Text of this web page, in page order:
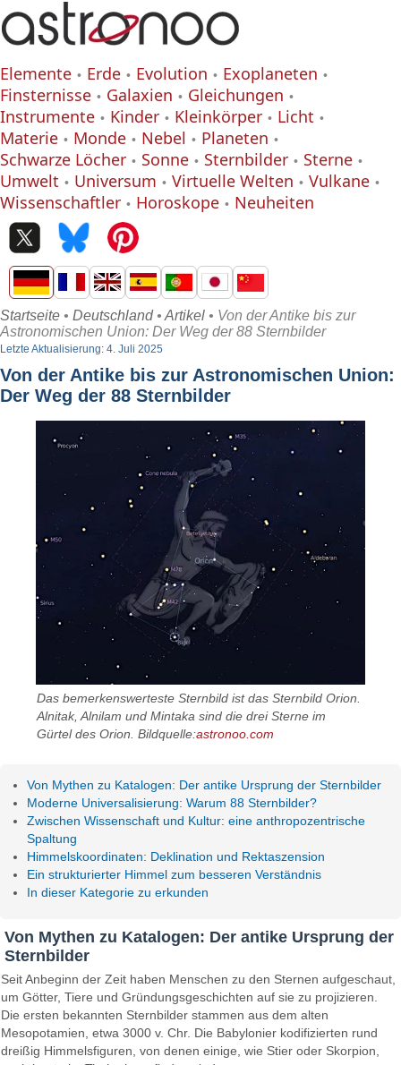
Elemente Erde Evolution
Exoplaneten
Finsternisse
Galaxien
Gleichungen
Instrumente
Kinder Kleinkörper
Licht
Materie
Monde Nebel
Planeten
Schwarze Löcher
Sonne Sternbilder
Sterne
Umwelt
Universum Virtuelle Welten
Vulkane
Wissenschaftler
Horoskope Neuheiten
Startseite • Deutschland• Artikel • Von der Antike bis zur
Astronomischen Union: Der Weg der 88 Sternbilder
Letzte Aktualisierung: 4. Juli 2025
Von der Antike bis zur Astronomischen Union:
Der Weg der 88 Sternbilder
Das bemerkenswerteste Sternbild ist das Sternbild Orion.
Alnitak, Alnilam und Mintaka sind die drei Sterne im
Gürtel des Orion. Bildquelle:astronoo.com
Von Mythen zu Katalogen: Der antike Ursprung der Sternbilder
Moderne Universalisierung: Warum 88 Sternbilder?
Zwischen Wissenschaft und Kultur: eine anthropozentrische
Spaltung
Himmelskoordinaten: Deklination und Rektaszension
Ein strukturierter Himmel zum besseren Verständnis
In dieser Kategorie zu erkunden
Von Mythen zu Katalogen: Der antike Ursprung der
Sternbilder
Seit Anbeginn der Zeit haben Menschen zu den Sternen aufgeschaut,
um Götter, Tiere und Gründungsgeschichten auf sie zu projizieren.
Die ersten bekannten Sternbilder stammen aus dem alten
Mesopotamien, etwa 3000 v. Chr. Die Babylonier kodifizierten rund
dreißig Himmelsfiguren, von denen einige, wie Stier oder Skorpion,